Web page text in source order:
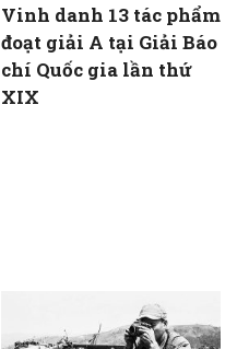
Vinh danh 13 tác phẩm
đoạt giải A tại Giải Báo
chí Quốc gia lần thứ
XIX